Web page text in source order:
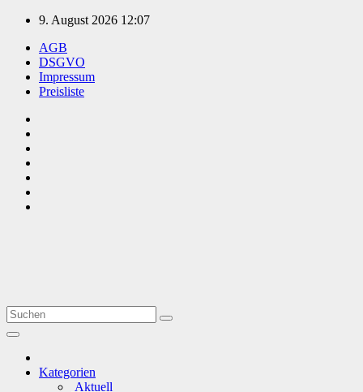
Zum
springen
9. August 2026 12:07
AGB
DSGVO
Impressum
Preisliste
Kategorien
Aktuell